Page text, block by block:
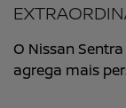
O Nissan
agrega mais